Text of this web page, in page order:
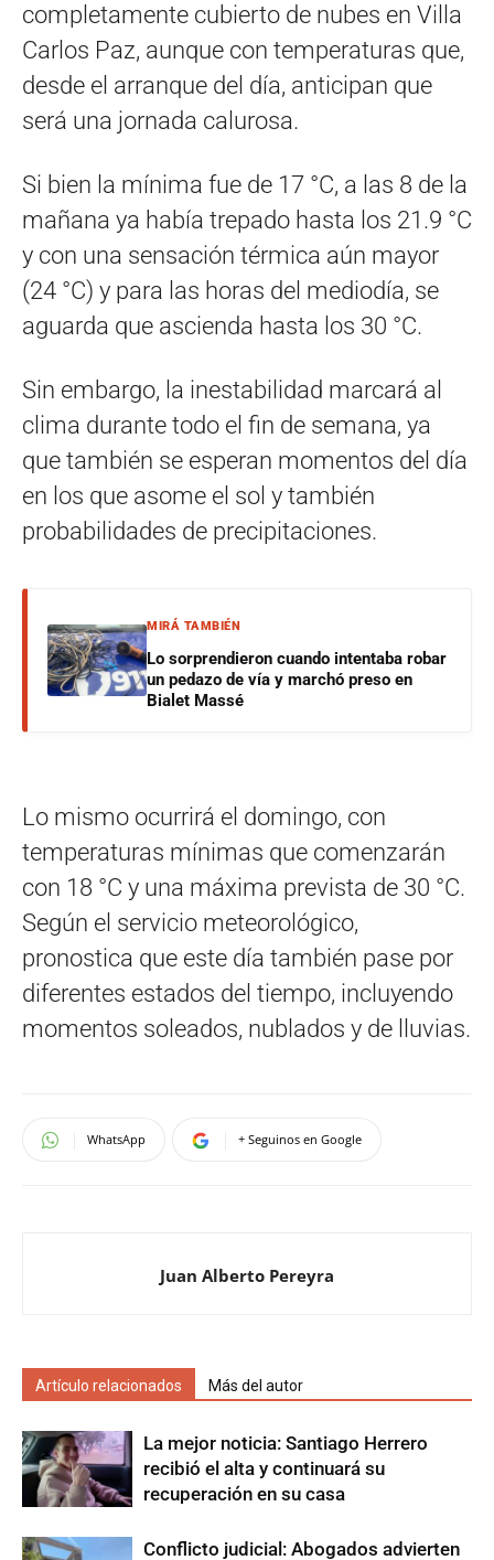
completamente cubierto de nubes en Villa
Carlos Paz, aunque con temperaturas que,
desde el arranque del día, anticipan que
será una jornada calurosa.
Si bien la mínima fue de 17 °C, a las 8 de la
mañana ya había trepado hasta los 21.9 °C
y con una sensación térmica aún mayor
(24 °C) y para las horas del mediodía, se
aguarda que ascienda hasta los 30 °C.
Sin embargo, la inestabilidad marcará al
clima durante todo el fin de semana, ya
que también se esperan momentos del día
en los que asome el sol y también
probabilidades de precipitaciones.
MIRÁ TAMBIÉN
Lo sorprendieron cuando intentaba robar
un pedazo de vía y marchó preso en
Bialet Massé
Lo mismo ocurrirá el domingo, con
temperaturas mínimas que comenzarán
con 18 °C y una máxima prevista de 30 °C.
Según el servicio meteorológico,
pronostica que este día también pase por
diferentes estados del tiempo, incluyendo
momentos soleados, nublados y de lluvias.
WhatsApp + Seguinos en Google
Juan Alberto Pereyra
Artículo relacionados Más del autor
La mejor noticia: Santiago Herrero
recibió el alta y continuará su
recuperación en su casa
Conflicto judicial: Abogados advierten